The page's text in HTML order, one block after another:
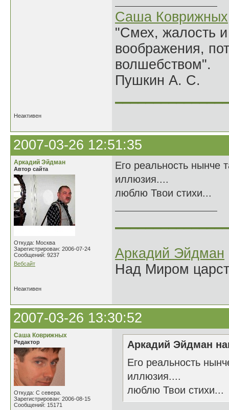
Саша Коврижных
"Смех, жалость
воображения,
волшебством".
Пушкин А. С.
Неактивен
2007-03-26 12:51:35
Аркадий Эйдман
Автор сайта
Откуда: Москва
Зарегистрирован: 2006-07-24
Сообщений: 9237
Вебсайт
Его реальность нынче
иллюзия....
люблю Твои стихи...
Аркадий Эйдман
Над Миром
Неактивен
2007-03-26 13:30:52
Саша Коврижных
Редактор
Откуда: С севера.
Зарегистрирован: 2006-08-15
Сообщений: 15171
Аркадий Эйдман
Его реальность
иллюзия....
люблю Твои стихи...